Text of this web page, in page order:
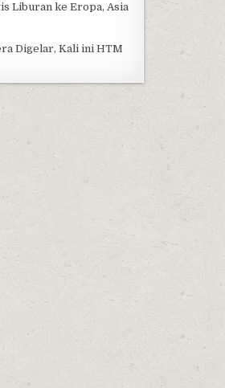
Liburan ke Eropa, Asia
Digelar, Kali ini HTM